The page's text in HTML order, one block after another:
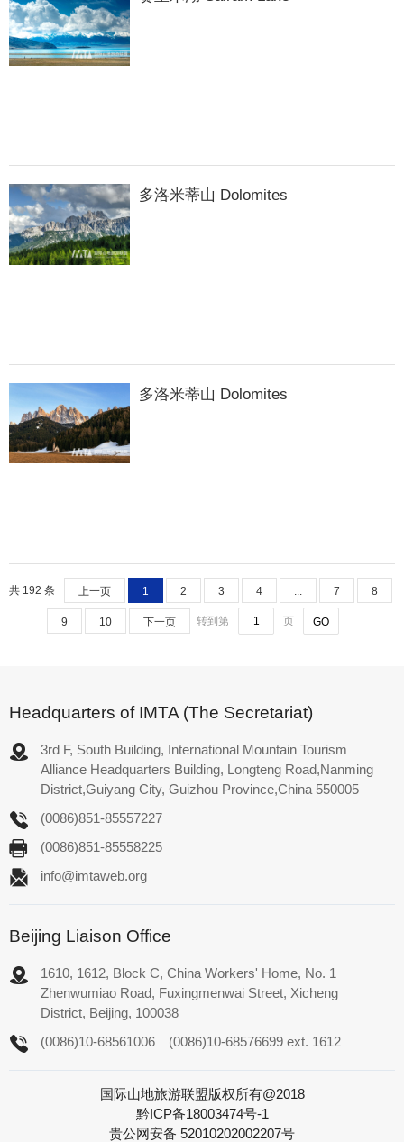
多洛米蒂山 Dolomites
多洛米蒂山 Dolomites
共 192 条 上一页 1 2 3 4 ... 7 8
9 10 下一页 转到第 页
Headquarters of IMTA (The Secretariat)
3rd F, South Building, International Mountain Tourism
Alliance Headquarters Building, Longteng Road,Nanming
District,Guiyang City, Guizhou Province,China 550005
(0086)851-85557227
(0086)851-85558225
info@imtaweb.org
Beijing Liaison Office
1610, 1612, Block C, China Workers' Home, No. 1
Zhenwumiao Road, Fuxingmenwai Street, Xicheng
District, Beijing, 100038
(0086)10-68561006
(0086)10-68576699 ext. 1612
国际山地旅游联盟版权所有@2018
黔ICP备18003474号-1
贵公网安备 52010202002207号